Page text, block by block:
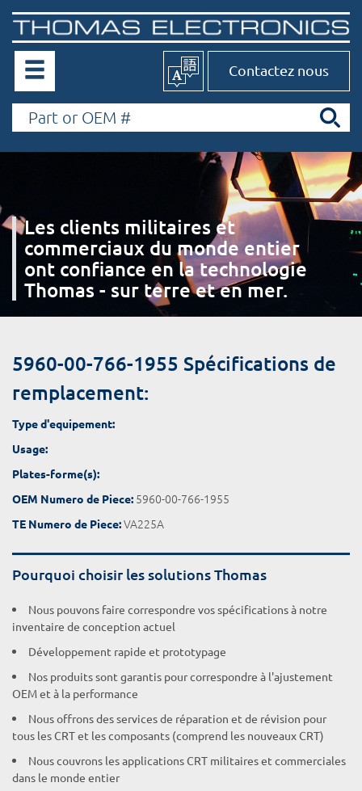
Contactez nous
Les clients militaires et
commerciaux du monde entier
ont confiance en la technologie
Thomas - sur terre et en mer.
5960-00-766-1955 Spécifications de
remplacement:
Type d'equipement:
Usage:
Plates-forme(s):
OEM Numero de Piece: 5960-00-766-1955
TE Numero de Piece:VA225A
Pourquoi choisir les solutions Thomas
Nous pouvons faire correspondre vos spécifications à notre
inventaire de conception actuel
Développement rapide et prototypage
Nos produits sont garantis pour correspondre à l'ajustement
OEM et à la performance
Nous offrons des services de réparation et de révision pour
tous les CRT et les composants (comprend les nouveaux CRT)
Nous couvrons les applications CRT militaires et commerciales
dans le monde entier